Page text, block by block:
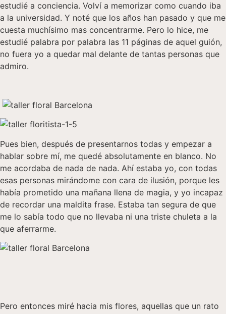
estudié a conciencia. Volví a memorizar como cuando iba
a la universidad. Y noté que los años han pasado y que me
cuesta muchísimo mas concentrarme. Pero lo hice, me
estudié palabra por palabra las 11 páginas de aquel guión,
no fuera yo a quedar mal delante de tantas personas que
admiro.
Pues bien, después de presentarnos todas y empezar a
hablar sobre mí, me quedé absolutamente en blanco. No
me acordaba de nada de nada. Ahí estaba yo, con todas
esas personas mirándome con cara de ilusión, porque les
había prometido una mañana llena de magia, y yo incapaz
de recordar una maldita frase. Estaba tan segura de que
me lo sabía todo que no llevaba ni una triste chuleta a la
que aferrarme.
Pero entonces miré hacia mis flores, aquellas que un rato